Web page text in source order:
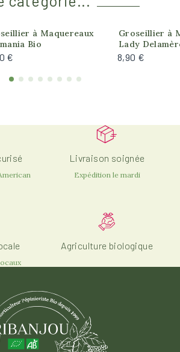
actuellement indisponible
à Maquereaux
Bio
€
Groseillier à
Lady
8,90 €
Livraison soignée
Expédition le mardi
Agriculture biologique